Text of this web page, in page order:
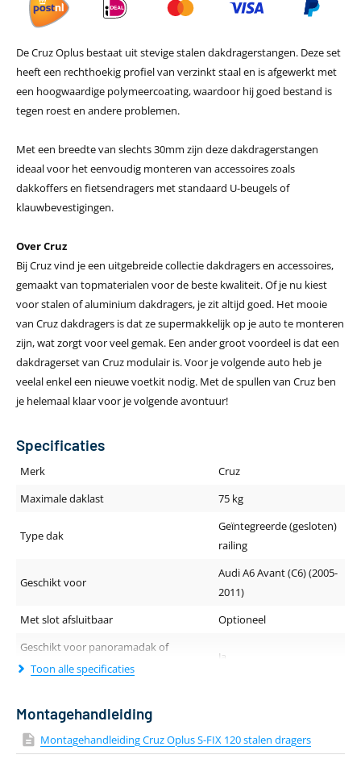
De Cruz Oplus bestaat uit stevige stalen dakdragerstangen. Deze set
heeft een rechthoekig profiel van verzinkt staal en is afgewerkt met
een hoogwaardige polymeercoating, waardoor hij goed bestand is
tegen roest en andere problemen.
Met een breedte van slechts 30mm zijn deze dakdragerstangen
ideaal voor het eenvoudig monteren van accessoires zoals
dakkoffers en fietsendragers met standaard U-beugels of
klauwbevestigingen.
Over Cruz
Bij Cruz vind je een uitgebreide collectie dakdragers en accessoires,
gemaakt van topmaterialen voor de beste kwaliteit. Of je nu kiest
voor stalen of aluminium dakdragers, je zit altijd goed. Het mooie
van Cruz dakdragers is dat ze supermakkelijk op je auto te monteren
zijn, wat zorgt voor veel gemak. Een ander groot voordeel is dat een
dakdragerset van Cruz modulair is. Voor je volgende auto heb je
veelal enkel een nieuwe voetkit nodig. Met de spullen van Cruz ben
je helemaal klaar voor je volgende avontuur!
Specificaties
Merk
Cruz
Maximale daklast
75 kg
Type dak
Geïntegreerde (gesloten)
railing
Geschikt voor
Audi A6 Avant (C6) (2005-
2011)
Met slot afsluitbaar
Optioneel
Geschikt voor panoramadak of
schuif-/kanteldak
Ja
Dakdragerprofiel (breedte - hoogte)
Lengte van de drager
120 cm
Toon alle specificaties
Montagehandleiding
Montagehandleiding Cruz Oplus S-FIX 120 stalen dragers